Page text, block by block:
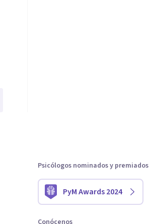
Psicólogos nominados y premiados
PyM Awards 2024
Conócenos